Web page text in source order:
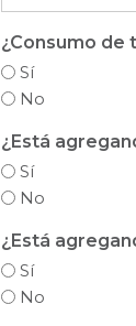
¿Consumo de
Sí
No
¿Está
Sí
No
¿Está
Sí
No